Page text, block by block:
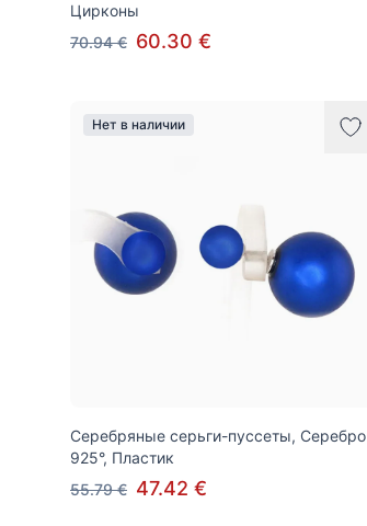
Цирконы
70.94 € 60.30 €
Нет в наличии
Серебряные серьги-пуссеты, Серебро
925°, Пластик
55.79 € 47.42 €